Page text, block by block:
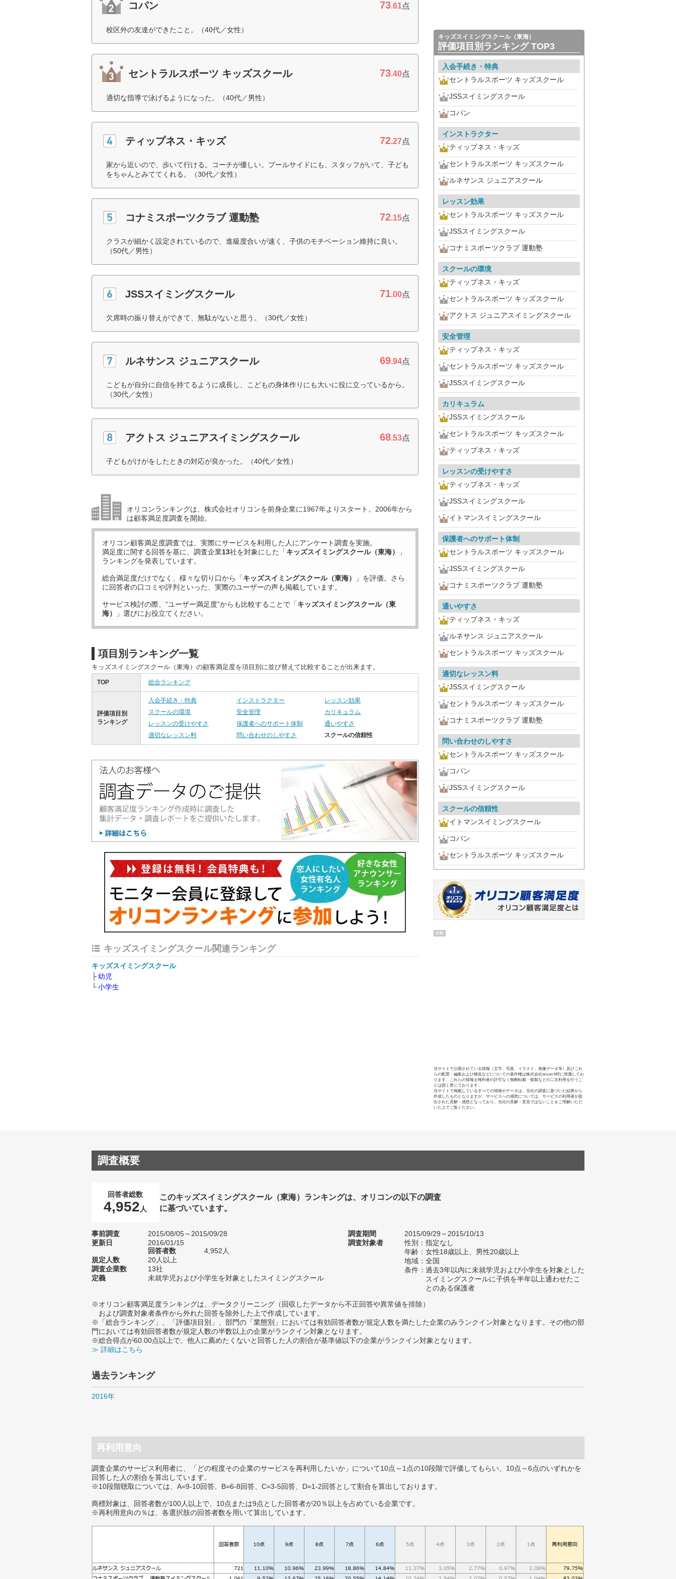
コパン 73.61点
校区外の友達ができたこと。（40代／女性）
セントラルスポーツ キッズスクール 73.40点
適切な指導で泳げるようになった。（40代／男性）
ティップネス・キッズ 72.27点
家から近いので、歩いて行ける。コーチが優しい。プールサイドにも、スタッフがいて、子ども
をちゃんとみててくれる。（30代／女性）
コナミスポーツクラブ 運動塾 72.15点
クラスが細かく設定されているので、進級度合いが速く、子供のモチベーション維持に良い。
（50代／男性）
JSSスイミングスクール 71.00点
欠席時の振り替えができて、無駄がないと思う。（30代／女性）
ルネサンス ジュニアスクール 69.94点
こどもが自分に自信を持てるように成長し、こどもの身体作りにも大いに役に立っているから。
（30代／女性）
アクトス ジュニアスイミングスクール 68.53点
子どもがけがをしたときの対応が良かった。（40代／女性）
オリコンランキングは、株式会社オリコンを前身企業に1967年よりスタート。2006年から
は顧客満足度調査を開始。
オリコン顧客満足度調査では、実際にサービスを利用した 人にアンケート調査を実施。
満足度に関する回答を基に、調査企業13社を対象にした「キッズスイミングスクール（東海）
」
ランキングを発表しています。
総合満足度だけでなく、様々な切り口から「キッズスイミングスクール（東海）
」を評価。さら
に回答者の口コミや評判といった、実際のユーザーの声も掲載しています。
サービス検討の際、“ユーザー満足度”からも比較することで「キッズスイミングスクール（東
海）
」選びにお役立てください。
項目別ランキング一覧
キッズスイミングスクール（東海）の顧客満足度を項目別に並び替えて比較することが出来ます。
TOP 総合ランキング
評価項目別
ランキング
入会手続き・特典 インストラクター
レッスン効果
スクールの環境
安全管理
カリキュラム
レッスンの受けやすさ
保護者へのサポート体制
通いやすさ
適切なレッスン料
問い合わせのしやすさ スクールの信頼性
キッズスイミングスクール関連ランキング
キッズスイミングスクール
幼児
小学生
キッズスイミングスクール（東海）
評価項目別ランキング TOP3
入会手続き・特典
セントラルスポーツ キッズスクール
JSSスイミングスクール
コパン
インストラクター
ティップネス・キッズ
セントラルスポーツ キッズスクール
ルネサンス ジュニアスクール
レッスン効果
セントラルスポーツ キッズスクール
JSSスイミングスクール
コナミスポーツクラブ 運動塾
スクールの環境
ティップネス・キッズ
セントラルスポーツ キッズスクール
アクトス ジュニアスイミングスクール
安全管理
ティップネス・キッズ
セントラルスポーツ キッズスクール
JSSスイミングスクール
カリキュラム
JSSスイミングスクール
セントラルスポーツ キッズスクール
ティップネス・キッズ
レッスンの受けやすさ
ティップネス・キッズ
JSSスイミングスクール
イトマンスイミングスクール
保護者へのサポート体制
セントラルスポーツ キッズスクール
JSSスイミングスクール
コナミスポーツクラブ 運動塾
通いやすさ
ティップネス・キッズ
ルネサンス ジュニアスクール
セントラルスポーツ キッズスクール
適切なレッスン料
JSSスイミングスクール
セントラルスポーツ キッズスクール
コナミスポーツクラブ 運動塾
問い合わせのしやすさ
セントラルスポーツ キッズスクール
コパン
JSSスイミングスクール
スクールの信頼性
イトマンスイミングスクール
コパン
セントラルスポーツ キッズスクール
PR
当サイトで公開されている情報（文字、写真、イラスト、画像データ等）及びこれ
らの配置・編集および構造などについての著作権は株式会社oricon MEに帰属してお
ります。これらの情報を権利者の許可なく無断転載・複製などの二次利用を行うこ
とは固く禁じております。
当サイトで掲載しているすべての情報やデータは、当社の調査に基づいた結果から
作成したものとなりますが、サービスへの感想については、サービスの利用者が提
出された見解・感想となっており、当社の見解・意見ではないことをご理解いただ
いた上でご覧ください。
調査概要
回答者総数
4,952 人
このキッズスイミングスクール（東海）ランキングは、オリコンの以下の調査
に基づいています。
事前調査
2015/08/05～2015/09/28
更新日
2016/01/15
回答者数
4,952人
規定人数
20人以上
調査企業数
13社
定義
未就学児および小学生を対象としたスイミングスクール
調査期間
2015/09/29～2015/10/13
調査対象者
性別：指定なし
年齢：女性18歳以上、男性20歳以上
地域：全国
条件：過去3年以内に未就学児および小学生を対象とした
スイミングスクールに子供を半年以上通わせたこ
とのある保護者
※オリコン顧客満足度ランキングは、データクリーニング（回収したデータから不正回答や異常値を排除）
および調査対象者条件から外れた回答を除外した上で作成しています。
※「総合ランキング」、「評価項目別」、部門の「業態別」においては有効回答者数が規定人数を満たした企業のみランクイン対象となります。その他の部
門においては有効回答者数が規定人数の半数以上の企業がランクイン対象となります。
※総合得点が60.00点以上で、他人に薦めたくないと回答した人の割合が基準値以下の企業がランクイン対象となります。
≫ 詳細はこちら
過去ランキング
2016年
再利用意向
調査企業のサービス利用者に、「どの程度その企業のサービスを再利用したいか」について10点～1点の10段階で評価してもらい、10点～6点のいずれかを
回答した人の割合を算出しています。
※10段階聴取については、A=9-10回答、B=6-8回答、C=3-5回答、D=1-2回答として割合を算出しております。
商標対象は、回答者数が100人以上で、10点または9点とした回答者が20％以上を占めている企業です。
※再利用意向の％は、各選択肢の回答者数を用いて算出しています。